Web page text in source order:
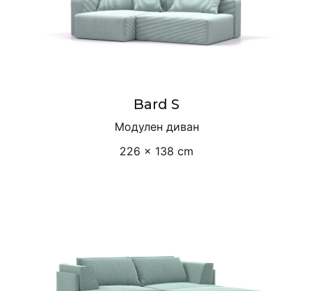
Bard S
Модулен диван
226 × 138 cm